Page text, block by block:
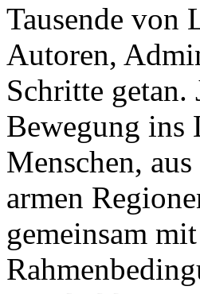
Tausende von
Autoren,
Schritte
Bewegung ins
Menschen,
armen
gemeinsam